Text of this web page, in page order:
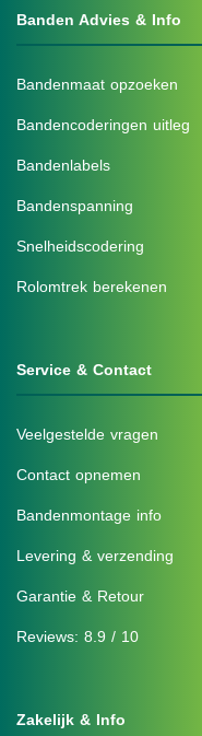
Banden Advies & Info
Bandenmaat opzoeken
Bandencoderingen uitleg
Bandenlabels
Bandenspanning
Snelheidscodering
Rolomtrek berekenen
Service & Contact
Veelgestelde vragen
Contact opnemen
Bandenmontage info
Levering & verzending
Garantie & Retour
Reviews: 8.9 / 10
Zakelijk & Info